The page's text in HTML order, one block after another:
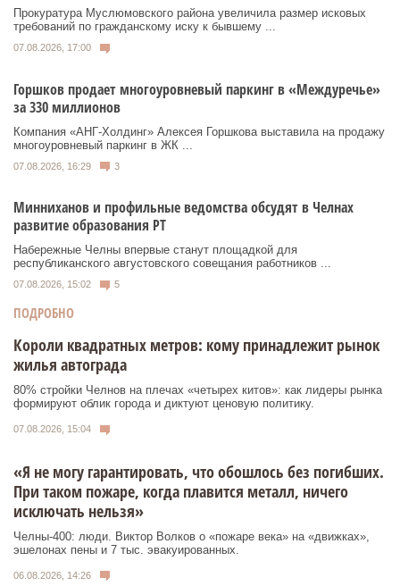
Прокуратура Муслюмовского района увеличила размер исковых
требований по гражданскому иску к бывшему ...
07.08.2026, 17:00
Горшков продает многоуровневый паркинг в «Междуречье»
за 330 миллионов
Компания «АНГ-Холдинг» Алексея Горшкова выставила на продажу
многоуровневый паркинг в ЖК ...
07.08.2026, 16:29 3
Минниханов и профильные ведомства обсудят в Челнах
развитие образования РТ
Набережные Челны впервые станут площадкой для
республиканского августовского совещания работников ...
07.08.2026, 15:02 5
ПОДРОБНО
Короли квадратных метров: кому принадлежит рынок
жилья автограда
80% стройки Челнов на плечах «четырех китов»: как лидеры рынка
формируют облик города и диктуют ценовую политику.
07.08.2026, 15:04
«Я не могу гарантировать, что обошлось без погибших.
При таком пожаре, когда плавится металл, ничего
исключать нельзя»
Челны-400: люди. Виктор Волков о «пожаре века» на «движках»,
эшелонах пены и 7 тыс. эвакуированных.
06.08.2026, 14:26